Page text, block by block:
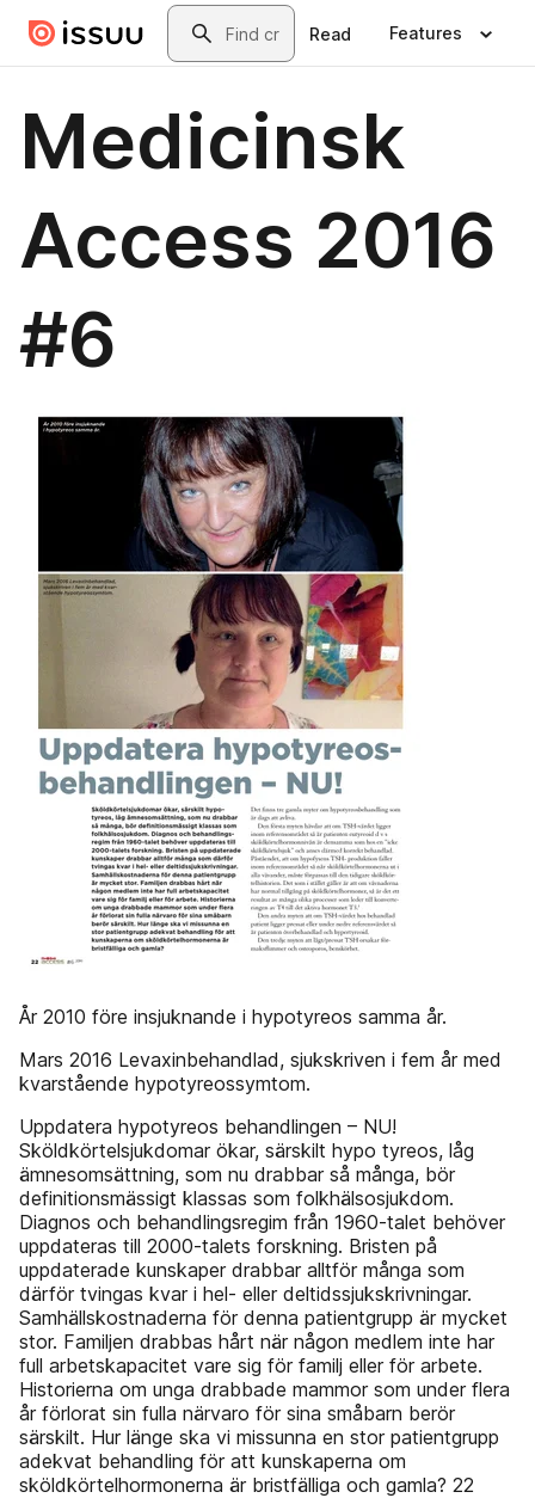
Skip to main contentSearch
Read Features
Medicinsk
Access 2016
#6
År 2010 före insjuknande i hypotyreos samma år.
Mars 2016 Levaxinbehandlad, sjukskriven i fem år med
kvarstående hypotyreossymtom.
Uppdatera hypotyreos­ behandlingen – NU!
Sköldkörtelsjukdomar ökar, särskilt hypo­ tyreos, låg
ämnesomsättning, som nu drabbar så många, bör
definitionsmässigt klassas som folkhälsosjukdom.
Diagnos och behandlingsregim från 1960-talet behöver
uppdateras till 2000-talets forskning. Bristen på
uppdaterade kunskaper drabbar alltför många som
därför tvingas kvar i hel- eller deltidssjukskrivningar.
Samhällskostnaderna för denna patientgrupp är mycket
stor. Familjen drabbas hårt när någon medlem inte har
full arbetskapacitet vare sig för familj eller för arbete.
Historierna om unga drabbade mammor som under flera
år förlorat sin fulla närvaro för sina småbarn berör
särskilt. Hur länge ska vi missunna en stor patient­grupp
adekvat behandling för att kunskaperna om
sköldkörtelhormonerna är bristfälliga och gamla? 22